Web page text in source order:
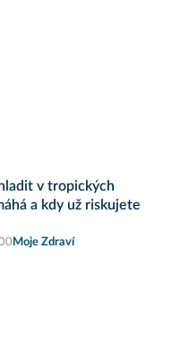
v tropických
a kdy už riskujete
Moje Zdraví